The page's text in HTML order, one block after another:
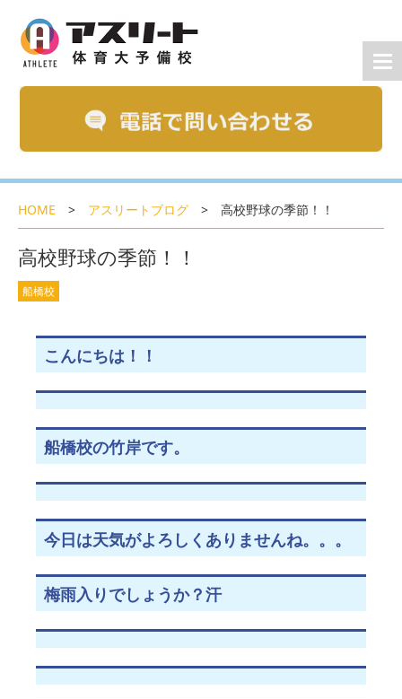
HOME > アスリートブログ > 高校野球の季節！！
高校野球の季節！！
船橋校
こんにちは！！
船橋校の竹岸です。
今日は天気がよろしくありませんね。。。
梅雨入りでしょうか？汗